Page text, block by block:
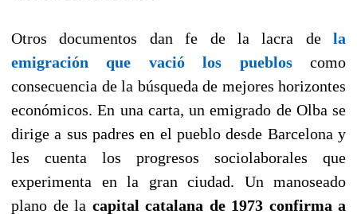
Otros documentos dan fe de la lacra dela
emigración que vació los puebloscomo
consecuencia de la búsqueda de mejores horizontes
económicos. En una carta, un emigrado de Olba se
dirige a sus padres en el pueblo desde Barcelona y
les cuenta los progresos sociolaborales que
experimenta en la gran ciudad. Un manoseado
plano de la capital catalana de 1973 confirma a